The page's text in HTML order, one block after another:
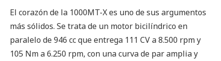
El corazón de la 1000MT-X es uno de sus argumentos
más sólidos. Se trata de un motor bicilíndrico en
paralelo de 946 cc que entrega 111 CV a 8.500 rpm y
105 Nm a 6.250 rpm, con una curva de par amplia y